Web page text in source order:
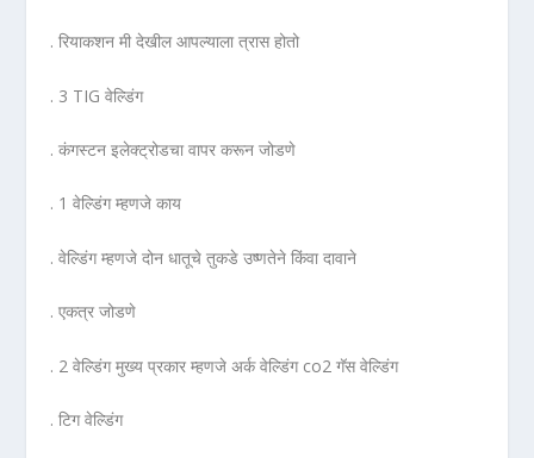
. रियाकशन मी देखील आपल्याला त्रास होतो
. 3 TIG वेल्डिंग
. कंगस्टन इलेक्ट्रोडचा वापर करून जोडणे
. 1 वेल्डिंग म्हणजे काय
. वेल्डिंग म्हणजे दोन धातूचे तुकडे उष्णतेने किंवा दावाने
. एकत्र जोडणे
. 2 वेल्डिंग मुख्य प्रकार म्हणजे अर्क वेल्डिंग co2 गॅस वेल्डिंग
. टिग वेल्डिंग